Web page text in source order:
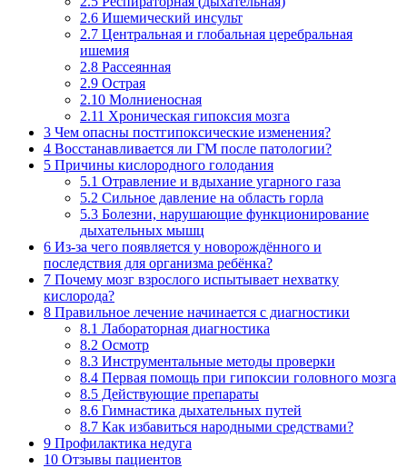
2.6 Ишемический инсульт
2.7 Центральная и глобальная церебральная
ишемия
2.8 Рассеянная
2.9 Острая
2.10 Молниеносная
2.11 Хроническая гипоксия мозга
3 Чем опасны постгипоксические изменения?
4 Восстанавливается ли ГМ после патологии?
5 Причины кислородного голодания
5.1 Отравление и вдыхание угарного газа
5.2 Сильное давление на область горла
5.3 Болезни, нарушающие функционирование
дыхательных мышц
6 Из-за чего появляется у новорождённого и
последствия для организма ребёнка?
7 Почему мозг взрослого испытывает нехватку
кислорода?
8 Правильное лечение начинается с диагностики
8.1 Лабораторная диагностика
8.2 Осмотр
8.3 Инструментальные методы проверки
8.4 Первая помощь при гипоксии головного мозга
8.5 Действующие препараты
8.6 Гимнастика дыхательных путей
8.7 Как избавиться народными средствами?
9 Профилактика недуга
10 Отзывы пациентов